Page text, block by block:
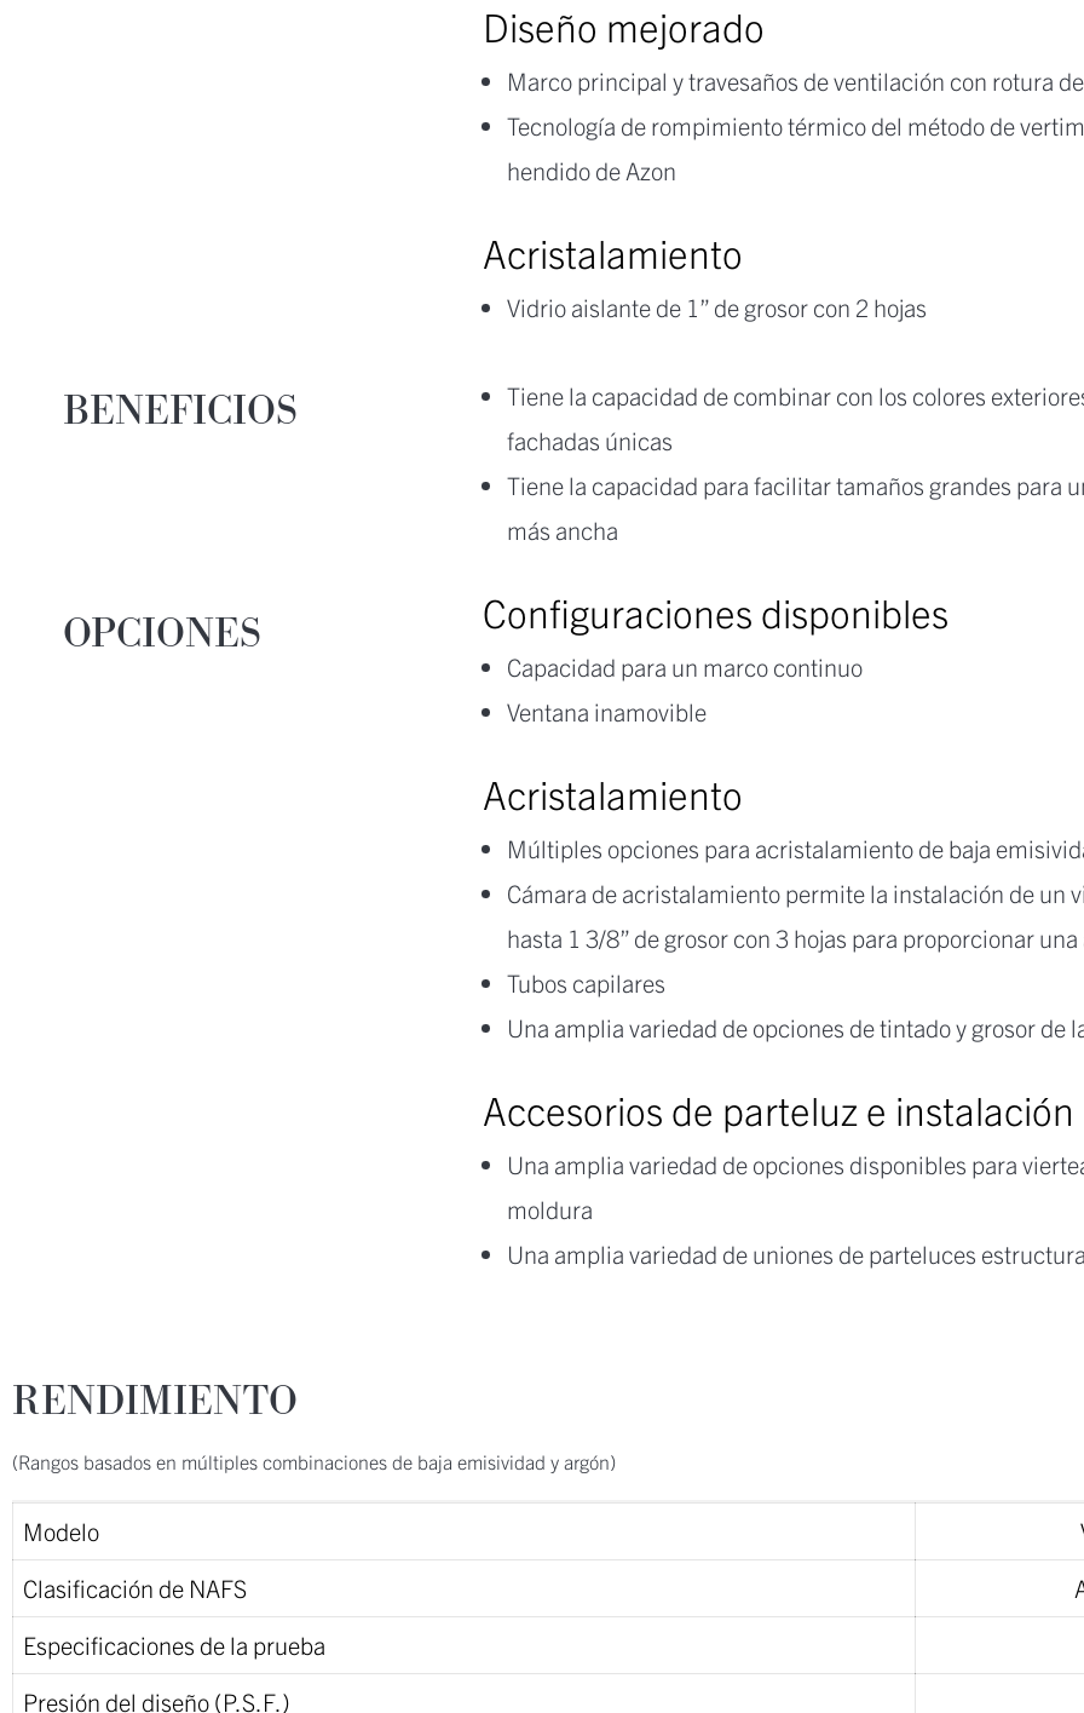
Diseño mejorado
Marco principal y travesaños de ventilación con rotura
Tecnología de rompimiento térmico del método de
hendido de Azon
Acristalamiento
Vidrio aislante de 1” de grosor con 2 hojas
BENEFICIOS
Tiene la capacidad de combinar con los colores
fachadas únicas
Tiene la capacidad para facilitar tamaños grandes para
más ancha
OPCIONES Configuraciones disponibles
Capacidad para un marco continuo
Ventana inamovible
Acristalamiento
Múltiples opciones para acristalamiento de baja
Cámara de acristalamiento permite la instalación de un
hasta 1 3/8” de grosor con 3 hojas para proporcionar
Tubos capilares
Una amplia variedad de opciones de tintado y grosor de
Accesorios de parteluz e instalación
Una amplia variedad de opciones disponibles para
moldura
Una amplia variedad de uniones de parteluces
RENDIMIENTO
(Rangos basados en múltiples combinaciones de baja emisividad y argón)
Modelo
Clasificación de NAFS
Especificaciones de la prueba
Presión del diseño (P.S.F.)